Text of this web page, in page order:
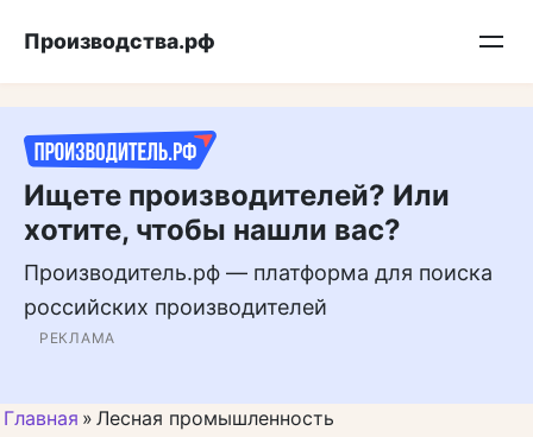
Подписывайтесь на нас в MAX
Производства.рф
Ищете производителей? Или
хотите, чтобы нашли вас?
Производитель.рф — платформа для поиска
российских производителей
РЕКЛАМА
Главная » Лесная промышленность